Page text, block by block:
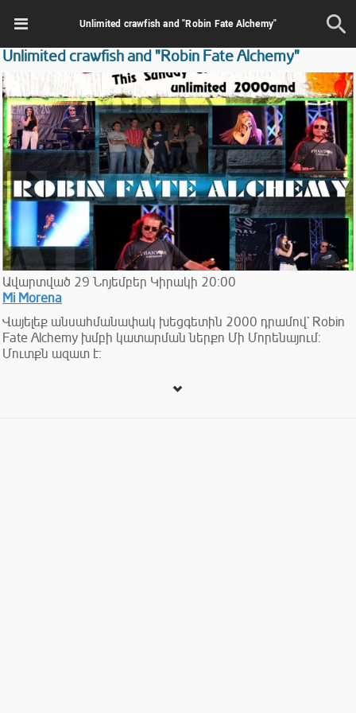
Unlimited crawfish and "Robin Fate Alchemy"
Unlimited crawfish and "Robin Fate Alchemy"
Ավարտված 29 Նոյեմբեր Կիրակի 20:00
Mi Morena
Վայելեք անսահմանափակ խեցգետին 2000 դրամով` Robin
Fate Alchemy խմբի կատարման ներքո Մի Մորենայում:
Մուտքն ազատ է: